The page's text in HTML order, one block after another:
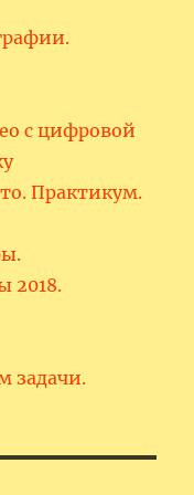
с цифровой
Практикум.
2018.
задачи.